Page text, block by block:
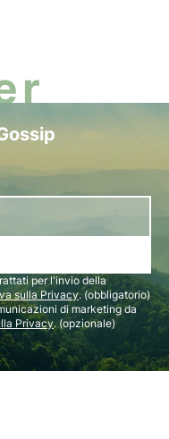
per l'invio della
sulla Privacy. (obbligatorio)
di marketing da
Privacy. (opzionale)